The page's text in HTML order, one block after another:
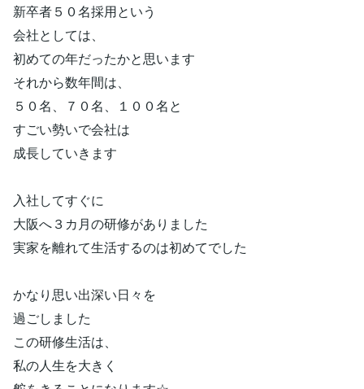
新卒者５０名採用という
会社としては、
初めての年だったかと思います
それから数年間は、
５０名、７０名、１００名と
すごい勢いで会社は
成長していきます
入社してすぐに
大阪へ３カ月の研修がありました
実家を離れて生活するのは初めてでした
かなり思い出深い日々を
過ごしました
この研修生活は、
私の人生を大きく